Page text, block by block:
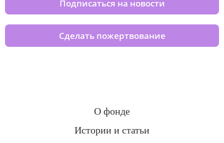
Подписаться на новости
Сделать пожертвование
О фонде
Истории и статьи